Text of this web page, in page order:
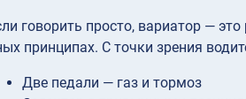
говорить просто, вариатор —
принципах. С точки зрения
Две педали — газ и тормоз